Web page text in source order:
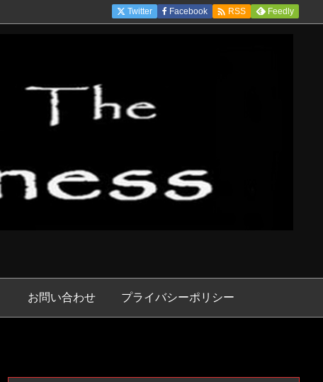
お問い合わせ プライバシーポリシー
Twitter Facebook  RSS Feedly